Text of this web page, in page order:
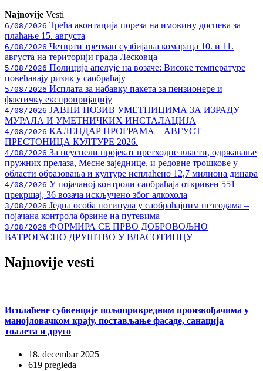
Najnovije Vesti
6/08/2026 Трећа аконтација пореза на имовину доспева за
плаћање 15. августа
6/08/2026 Четврти третман сузбијања комараца 10. и 11.
августа на територији града Лесковца
5/08/2026 Полиција апелује на возаче: Високе температуре
повећавају ризик у саобраћају
5/08/2026 Исплата за набавку пакета за пензионере и
фактичку експропријацију
4/08/2026 ЈАВНИ ПОЗИВ УМЕТНИЦИМА ЗА ИЗРАДУ
МУРАЛА И УМЕТНИЧКИХ ИНСТАЛАЦИЈА
4/08/2026 КАЛЕНДАР ПРОГРАМА – АВГУСТ –
ПРЕСТОНИЦА КУЛТУРЕ 2026.
4/08/2026 За неуспели пројекат претходне власти, одржавање
пружних прелаза, Месне заједнице, и редовне трошкове у
области образовања и културе исплаћено 12,7 милиона динара
4/08/2026 У појачаној контроли саобраћаја откривен 551
прекршај, 36 возача искључено због алкохола
3/08/2026 Једна особа погинула у саобраћајним незгодама –
појачана контрола брзине на путевима
3/08/2026 ФОРМИРА СЕ ПРВО ДОБРОВОЉНО
ВАТРОГАСНО ДРУШТВО У ВЛАСОТИНЦУ
Najnovije vesti
Исплаћене субвенције пољопривредним произвођачима у
манојловачком крају, постављање фасаде, санација
тоалета и друго
18. decembar 2025
619 pregleda